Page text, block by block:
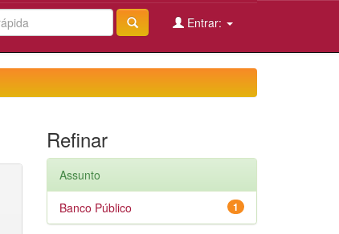
Entrar:
Refinar
Assunto
1
Banco Público